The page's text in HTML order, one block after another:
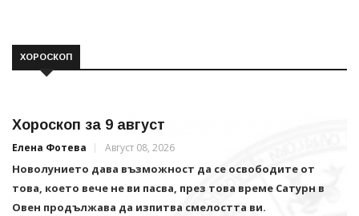
ХОРОСКОП
Хороскоп за 9 август
Елена Фотева Август 08, 2026
Новолунието дава възможност да се освободите от
това, което вече не ви пасва, през това време Сатурн в
Овен продължава да изпитва смелостта ви.